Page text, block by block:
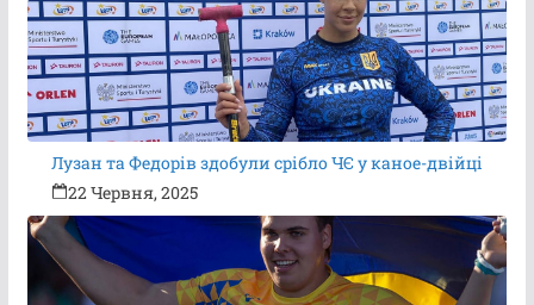
Лузан та Федорів здобули срібло ЧЄ у каное-двійці
22 Червня, 2025